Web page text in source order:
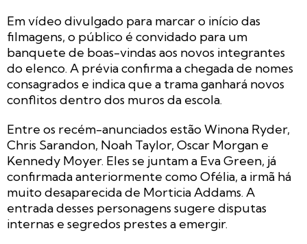
Em vídeo divulgado para marcar o início das
filmagens, o público é convidado para um
banquete de boas-vindas aos novos integrantes
do elenco. A prévia confirma a chegada de nomes
consagrados e indica que a trama ganhará novos
conflitos dentro dos muros da escola.
Entre os recém-anunciados estão Winona Ryder,
Chris Sarandon, Noah Taylor, Oscar Morgan e
Kennedy Moyer. Eles se juntam a Eva Green, já
confirmada anteriormente como Ofélia, a irmã há
muito desaparecida de Morticia Addams. A
entrada desses personagens sugere disputas
internas e segredos prestes a emergir.